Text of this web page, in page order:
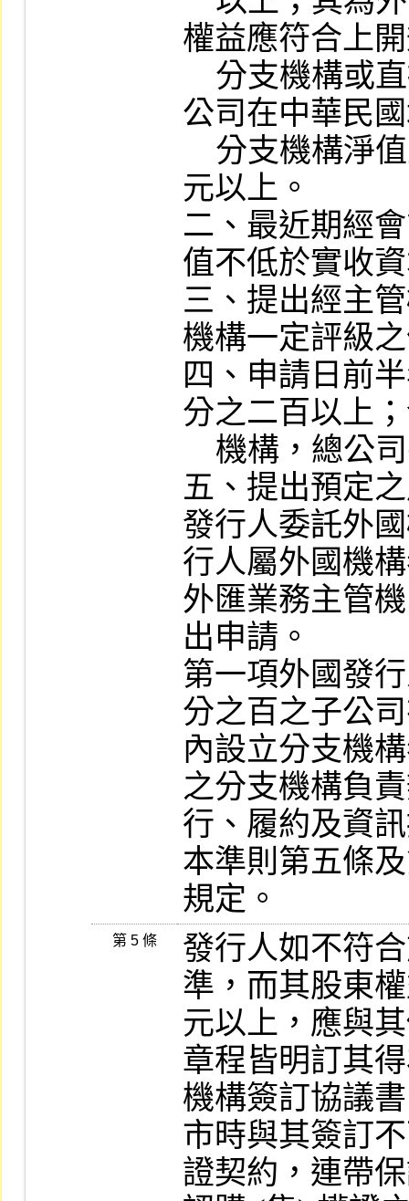
權益應符合上
公司在中華民
元以上。
二、最近期經
值不低於實收
三、提出經主
機構一定評級
四、申請日前
分之二百以上
五、提出預定
發行人委託外
行人屬外國機
外匯業務主管
出申請。
第一項外國發
分之百之子公
內設立分支機
之分支機構負
行、履約及資
本準則第五條
規定。
第 5 條
發行人如不符
準，而其股東
元以上，應與
章程皆明訂其
機構簽訂協議
市時與其簽訂
證契約，連帶